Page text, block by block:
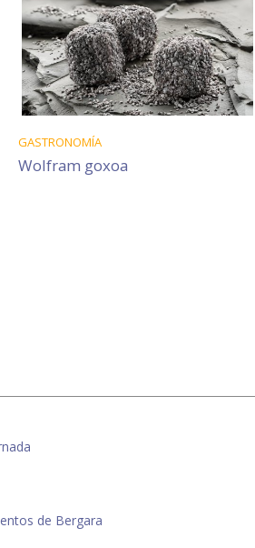
GASTRONOMÍA
Wolfram goxoa
de Bergara